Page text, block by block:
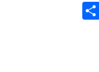
Gmail